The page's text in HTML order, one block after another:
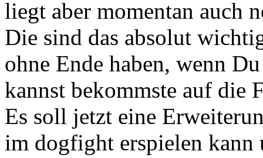
liegt aber momentan auch
Die sind das absolut
ohne Ende haben, wenn
kannst bekommste auf die
Es soll jetzt eine
im dogfight erspielen